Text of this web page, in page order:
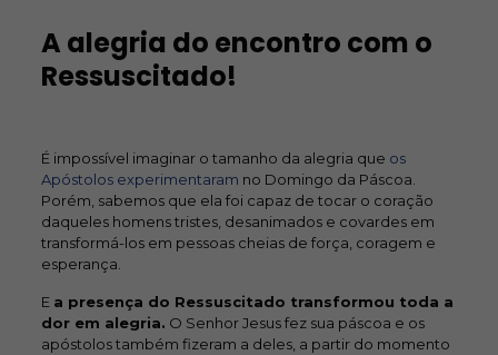
A alegria do encontro com o
Ressuscitado!
É impossível imaginar o tamanho da alegria que os
Apóstolos experimentaram no Domingo da Páscoa.
Porém, sabemos que ela foi capaz de tocar o coração
daqueles homens tristes, desanimados e covardes em
transformá-los em pessoas cheias de força, coragem e
esperança.
E a presença do Ressuscitado transformou toda a
dor em alegria. O Senhor Jesus fez sua páscoa e os
apóstolos também fizeram a deles, a partir do momento